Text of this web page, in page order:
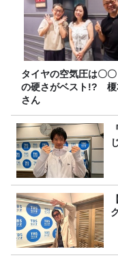
タイヤの空気圧は〇
の硬さがベスト!? 榎
さん